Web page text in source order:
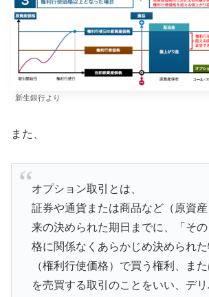
新生銀行より
また、
オプション取引とは、
証券や通貨または商品など（原資
来の決められた期日までに、「そ
格に関係なくあらかじめ決められ
（権利行使価格）で買う権利、また
を売買する取引のことをいい、デ